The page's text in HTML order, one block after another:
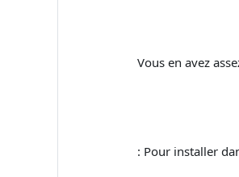
Vous en avez
Pour installer